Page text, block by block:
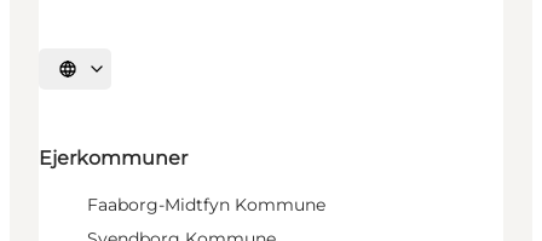
Vælg sprog
Ejerkommuner
Faaborg-Midtfyn Kommune